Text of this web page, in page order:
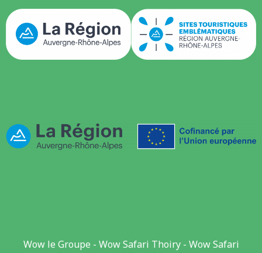
Wow le Groupe - Wow Safari Thoiry- Wow Safari